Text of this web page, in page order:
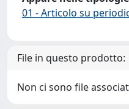
01 - Articolo su
File in questo prodotto:
Non ci sono file